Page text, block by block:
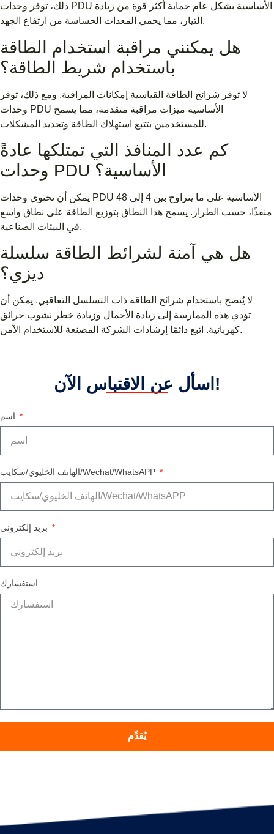
ذلك، توفر وحدات PDU الأساسية بشكل عام حماية أكثر قوة من زيادة
التيار، مما يحمي المعدات الحساسة من ارتفاع الجهد.
هل يمكنني مراقبة استخدام الطاقة
باستخدام شريط الطاقة؟
لا توفر شرائح الطاقة القياسية إمكانات المراقبة. ومع ذلك، توفر
وحدات PDU الأساسية ميزات مراقبة متقدمة، مما يسمح
للمستخدمين بتتبع استهلاك الطاقة وتحديد المشكلات.
كم عدد المنافذ التي تمتلكها عادةً
يمكن أن تحتوي وحدات PDU الأساسية على ما يتراوح بين 4 إلى 48
منفذًا، حسب الطراز. يسمح هذا النطاق بتوزيع الطاقة على نطاق واسع
في البيئات الصناعية.
هل هي آمنة لشرائط الطاقة سلسلة
ديزي؟
لا يُنصح باستخدام شرائح الطاقة ذات التسلسل التعاقبي. يمكن أن
تؤدي هذه الممارسة إلى زيادة الأحمال وزيادة خطر نشوب حرائق
كهربائية. اتبع دائمًا إرشادات الشركة المصنعة للاستخدام الآمن.
اسأل عن الاقتباس الآن!
الهاتف الخليوي/سكايب/Wechat/WhatsAPP
استفسارك
يُقدِّم